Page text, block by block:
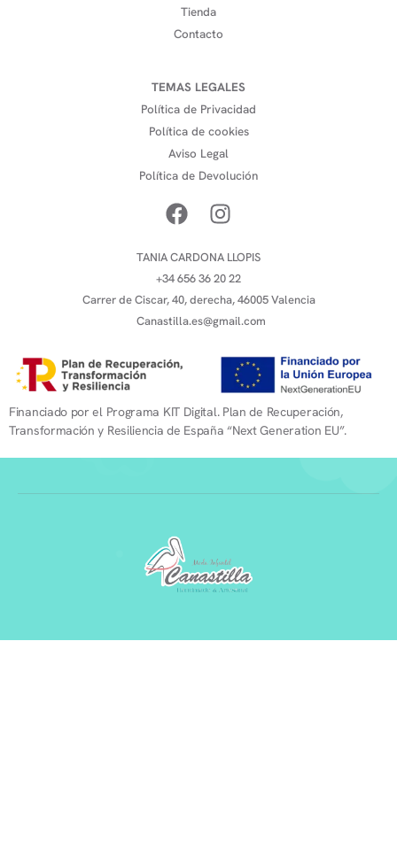
Tienda
Contacto
TEMAS LEGALES
Política de Privacidad
Política de cookies
Aviso Legal
Política de Devolución
TANIA CARDONA LLOPIS
+34 656 36 20 22
Carrer de Ciscar, 40, derecha, 46005 Valencia
Canastilla.es@gmail.com
Financiado por el Programa KIT Digital. Plan de Recuperación,
Transformación y Resiliencia de España “Next Generation EU”.